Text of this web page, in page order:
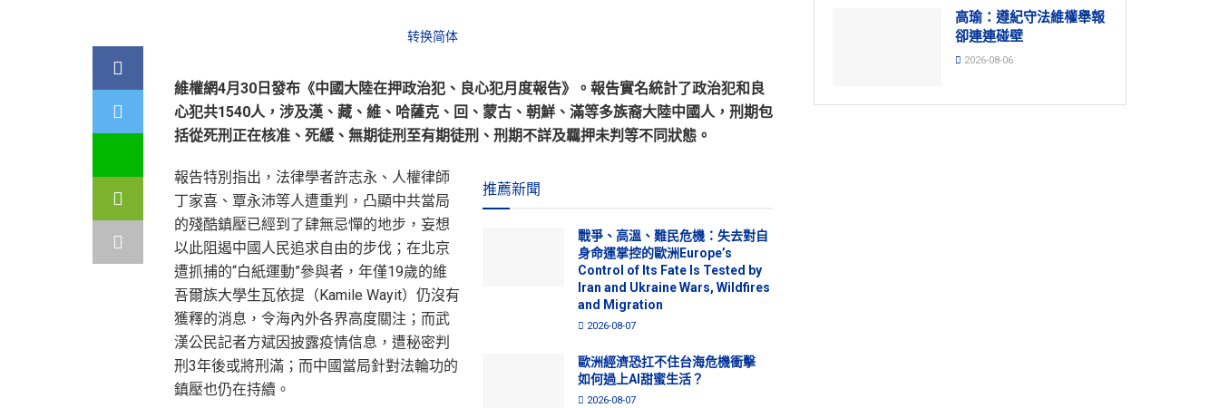
转换简体
維權網4月30日發布《中國大陸在押政治犯、良心犯月度報告》。報告實名統計了政治犯和良
心犯共1540人，涉及漢、藏、維、哈薩克、回、蒙古、朝鮮、滿等多族裔大陸中國人，刑期包
括從死刑正在核准、死緩、無期徒刑至有期徒刑、刑期不詳及羈押未判等不同狀態。
推薦新聞
戰爭、高溫、難民危機：失去對自
身命運掌控的歐洲Europe’s
Control of Its Fate Is Tested by
Iran and Ukraine Wars, Wildfires
and Migration
2026-08-07
歐洲經濟恐扛不住台海危機衝擊
如何過上AI甜蜜生活？
2026-08-07
報告特別指出，法律學者許志永、人權律師
丁家喜、覃永沛等人遭重判，凸顯中共當局
的殘酷鎮壓已經到了肆無忌憚的地步，妄想
以此阻遏中國人民追求自由的步伐；在北京
遭抓捕的“白紙運動”參與者，年僅19歲的維
吾爾族大學生瓦依提（Kamile Wayit）仍沒有
獲釋的消息，令海內外各界高度關注；而武
漢公民記者方斌因披露疫情信息，遭秘密判
刑3年後或將刑滿；而中國當局針對法輪功的
鎮壓也仍在持續。
高瑜：遵紀守法維權舉報
卻連連碰壁
2026-08-06